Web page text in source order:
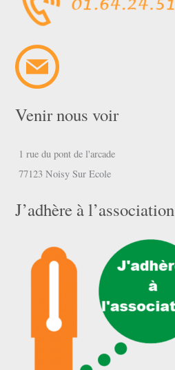
Venir nous voir
1 rue du pont de l'arcade
77123 Noisy Sur Ecole
J’adhère à l’association